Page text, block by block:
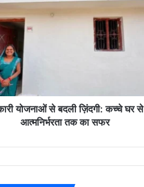
योजनाओं से बदली ज़िंदगी: कच्चे घर से
आत्मनिर्भरता तक का सफर